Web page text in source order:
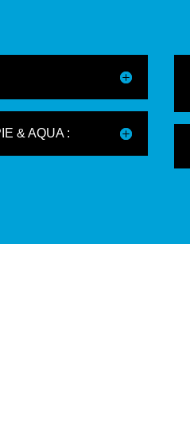
& AQUA :